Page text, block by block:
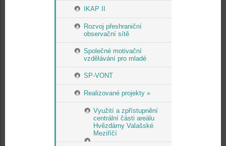
IKAP II
Rozvoj přeshraniční
observační sítě
Společné motivační
vzdělávání pro mladé
SP-VONT
Realizované projekty »
Využití a zpřístupnění
centrální části areálu
Hvězdárny Valašské
Meziříčí